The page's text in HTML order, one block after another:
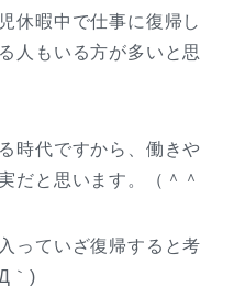
休暇中で仕事に復帰し
人もいる方が多いと思
時代ですから、働きや
だと思います。（＾＾
っていざ復帰すると考
｀)